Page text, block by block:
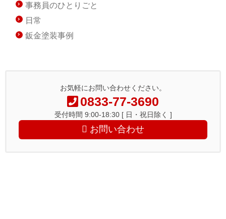
事務員のひとりごと
日常
鈑金塗装事例
お気軽にお問い合わせください。
0833-77-3690
受付時間 9:00-18:30 [ 日・祝日除く ]
お問い合わせ